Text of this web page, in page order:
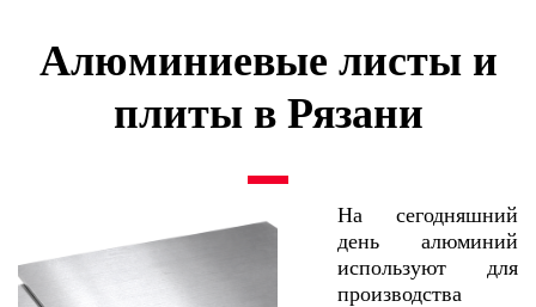
Алюминиевые листы и
плиты в Рязани
На сегодняшний
день алюминий
используют для
производства